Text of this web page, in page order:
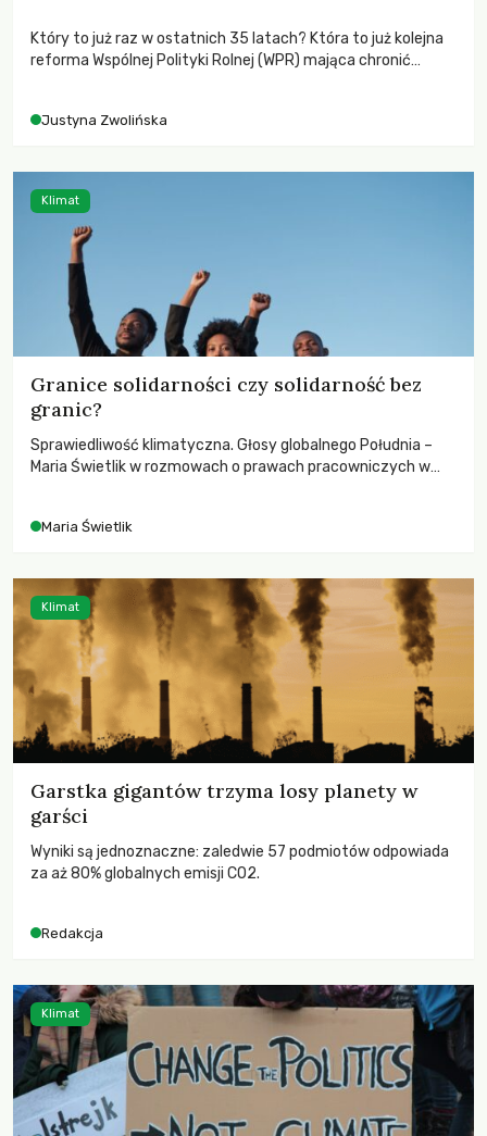
Który to już raz w ostatnich 35 latach? Która to już kolejna
reforma Wspólnej Polityki Rolnej (WPR) mająca chronić
Justyna Zwolińska
Granice solidarności czy solidarność bez
granic?
Sprawiedliwość klimatyczna. Głosy globalnego Południa –
Maria Świetlik w rozmowach o prawach pracowniczych w
Maria Świetlik
Klimat
Garstka gigantów trzyma losy planety w
garści
Wyniki są jednoznaczne: zaledwie 57 podmiotów odpowiada
za aż 80% globalnych emisji CO2.
Redakcja
Klimat
Klimat